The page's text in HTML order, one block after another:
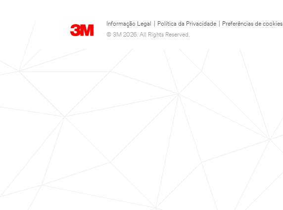
Informação Legal Política da Privacidade
Preferências de cookies
© 3M 2026. All Rights Reserved.